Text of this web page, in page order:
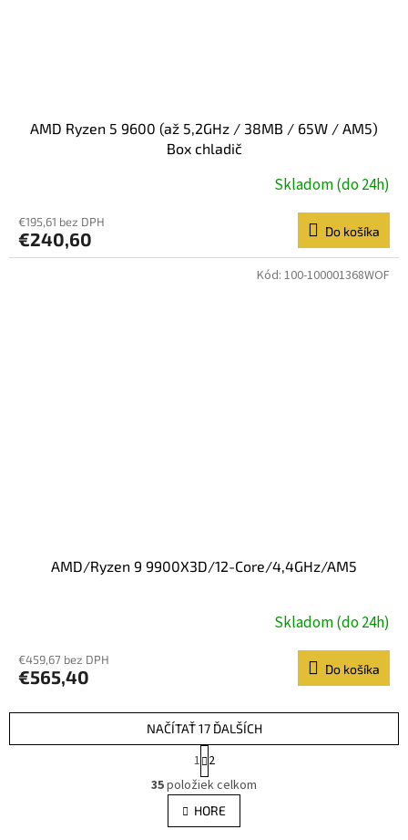
AMD Ryzen 5 9600 (až 5,2GHz / 38MB / 65W / AM5)
Box chladič
Skladom (do 24h)
€195,61 bez DPH
€240,60 Do košíka
AMD/Ryzen 9 9900X3D/12-Core/4,4GHz/AM5
Skladom (do 24h)
€459,67 bez DPH
€565,40 Do košíka
Kód: 100-100001368WOF
O
v
l
á
NAČÍTAŤ 17 ĎALŠÍCH
S
t
r
á
n
k
1 2
35položiek celkom
HORE